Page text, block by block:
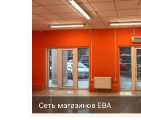
Сеть магазинов ЕВА